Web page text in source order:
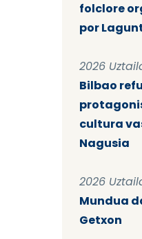
folclore
por
2026
Bilbao
cultura
Nagusia
2026
Mundua
Getxon